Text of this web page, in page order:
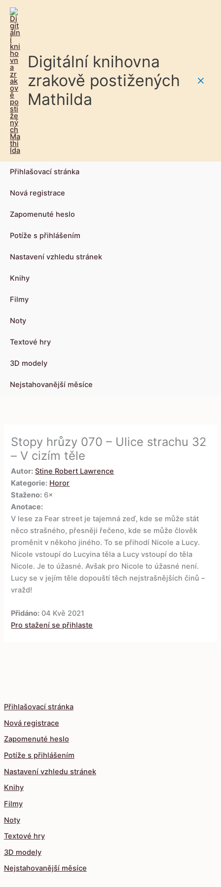
Digitální knihovna
zrakově postižených
Mathilda
Přihlašovací stránka
Nová registrace
Zapomenuté heslo
Potíže s přihlášením
Nastavení vzhledu stránek
Knihy
Filmy
Noty
Textové hry
3D modely
Nejstahovanější měsíce
Přihlašovací stránka
Nová registrace
Zapomenuté heslo
Potíže s přihlášením
Nastavení vzhledu stránek
Knihy
Filmy
Noty
Textové hry
3D modely
Nejstahovanější měsíce
Stopy hrůzy 070 – Ulice strachu 32
– V cizím těle
Autor: Stine Robert Lawrence
Kategorie: Horor
Staženo: 6×
Anotace:
V lese za Fear street je tajemná zeď, kde se může stát
něco strašného, přesněji řečeno, kde se může člověk
proměnit v někoho jiného. To se přihodí Nicole a Lucy.
Nicole vstoupí do Lucyina těla a Lucy vstoupí do těla
Nicole. Je to úžasné. Avšak pro Nicole to úžasné není.
Lucy se v jejím těle dopouští těch nejstrašnějších činů –
vražd!
Přidáno: 04 Kvě 2021
Pro stažení se přihlaste